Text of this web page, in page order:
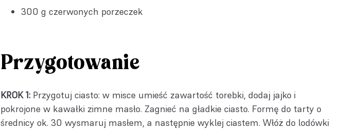
300 g czerwonych porzeczek
Przygotowanie
KROK 1: Przygotuj ciasto: w misce umieść zawartość torebki, dodaj jajko i
pokrojone w kawałki zimne masło. Zagnieć na gładkie ciasto. Formę do tarty o
średnicy ok. 30 wysmaruj masłem, a następnie wyklej ciastem. Włóż do lodówki